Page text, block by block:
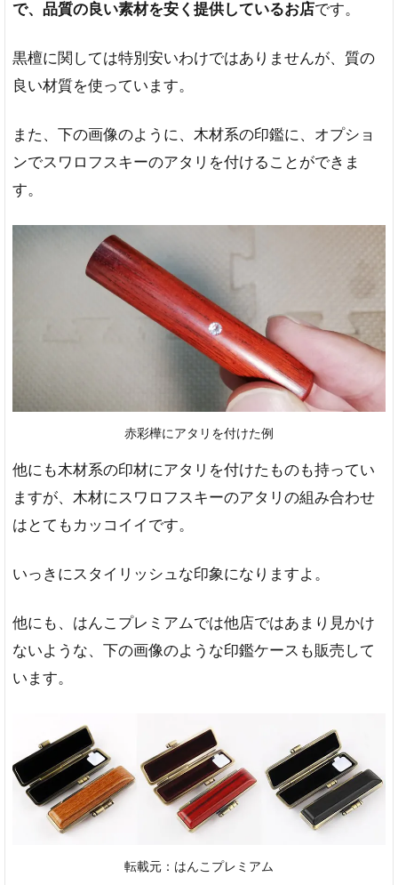
で、品質の良い素材を安く提供しているお店です。
黒檀に関しては特別安いわけではありませんが、質の
良い材質を使っています。
また、下の画像のように、木材系の印鑑に、オプショ
ンでスワロフスキーのアタリを付けることができま
す。
赤彩樺にアタリを付けた例
他にも木材系の印材にアタリを付けたものも持ってい
ますが、木材にスワロフスキーのアタリの組み合わせ
はとてもカッコイイです。
いっきにスタイリッシュな印象になりますよ。
他にも、はんこプレミアムでは他店ではあまり見かけ
ないような、下の画像のような印鑑ケースも販売して
います。
転載元：はんこプレミアム